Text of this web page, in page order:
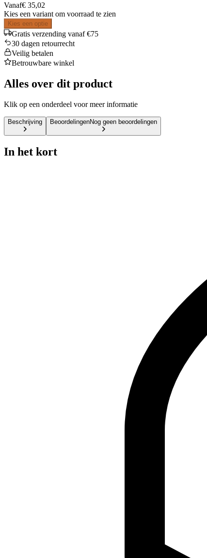
Vanaf€ 35,02
Kies een variant om voorraad te zien
Kies een optie
Gratis verzending vanaf €75
30 dagen retourrecht
Veilig betalen
Betrouwbare winkel
Alles over dit product
Klik op een onderdeel voor meer informatie
Beschrijving BeoordelingenNog geen beoordelingen
In het kort